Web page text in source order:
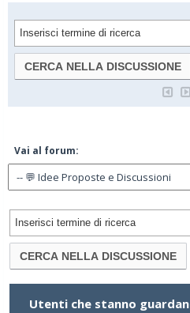
Vai al forum:
Utenti che stanno